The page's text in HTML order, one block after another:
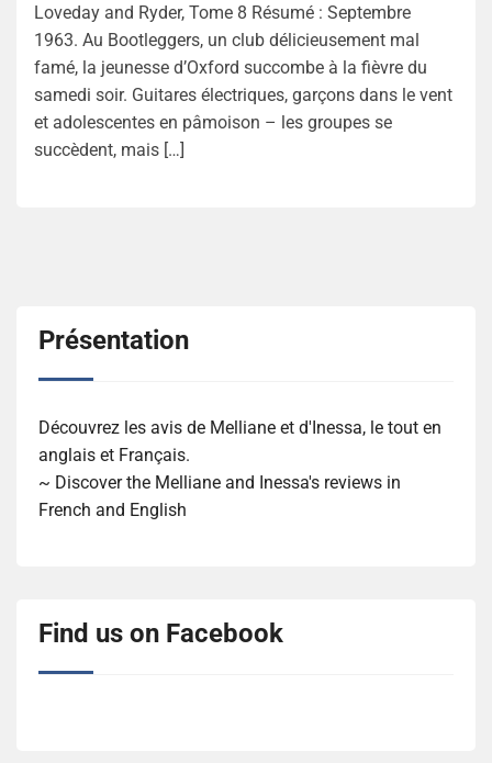
Loveday and Ryder, Tome 8 Résumé : Septembre
1963. Au Bootleggers, un club délicieusement mal
famé, la jeunesse d’Oxford succombe à la fièvre du
samedi soir. Guitares électriques, garçons dans le vent
et adolescentes en pâmoison – les groupes se
succèdent, mais […]
Présentation
Découvrez les avis de Melliane et d'Inessa, le tout en
anglais et Français.
~ Discover the Melliane and Inessa's reviews in
French and English
Find us on Facebook